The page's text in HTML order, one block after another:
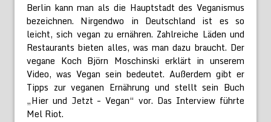
Berlin kann man als die Hauptstadt des Veganismus
bezeichnen. Nirgendwo in Deutschland ist es so
leicht, sich vegan zu ernähren. Zahlreiche Läden und
Restaurants bieten alles, was man dazu braucht. Der
vegane Koch Björn Moschinski erklärt in unserem
Video, was Vegan sein bedeutet. Außerdem gibt er
Tipps zur veganen Ernährung und stellt sein Buch
„Hier und Jetzt – Vegan“ vor. Das Interview führte
Mel Riot.